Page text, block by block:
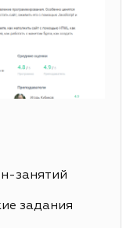
занятий
задания